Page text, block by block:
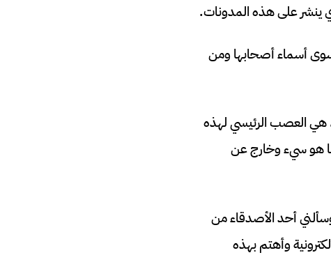
ينشر على هذه المدونات.
أسماء أصحابها ومن
هي العصب الرئيسي لهذه
هو سيء وخارج عن
أحد الأصدقاء من
وأهتم بهذه